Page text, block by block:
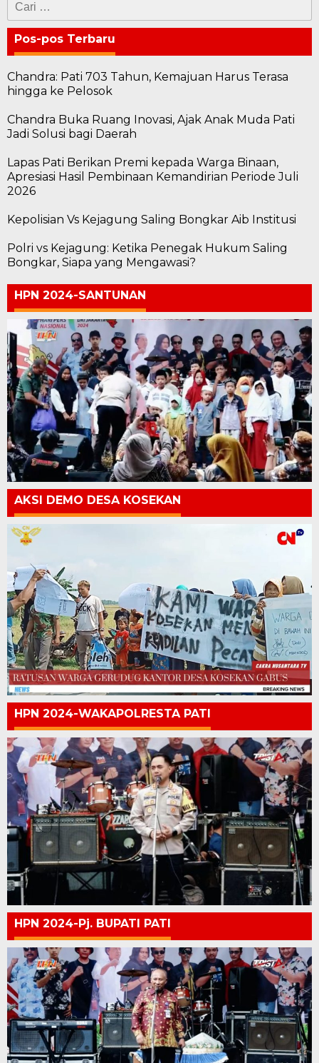
untuk:
Pos-pos Terbaru
Chandra: Pati 703 Tahun, Kemajuan Harus Terasa
hingga ke Pelosok
Chandra Buka Ruang Inovasi, Ajak Anak Muda Pati
Jadi Solusi bagi Daerah
Lapas Pati Berikan Premi kepada Warga Binaan,
Apresiasi Hasil Pembinaan Kemandirian Periode Juli
2026
Kepolisian Vs Kejagung Saling Bongkar Aib Institusi
Polri vs Kejagung: Ketika Penegak Hukum Saling
Bongkar, Siapa yang Mengawasi?
HPN 2024-SANTUNAN
AKSI DEMO DESA KOSEKAN
HPN 2024-WAKAPOLRESTA PATI
HPN 2024-Pj. BUPATI PATI